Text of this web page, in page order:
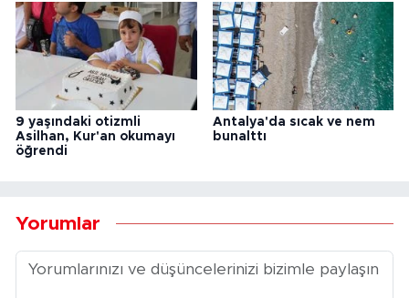
9 yaşındaki otizmli
Asilhan, Kur'an okumayı
öğrendi
Antalya'da sıcak ve nem
bunalttı
Yorumlar